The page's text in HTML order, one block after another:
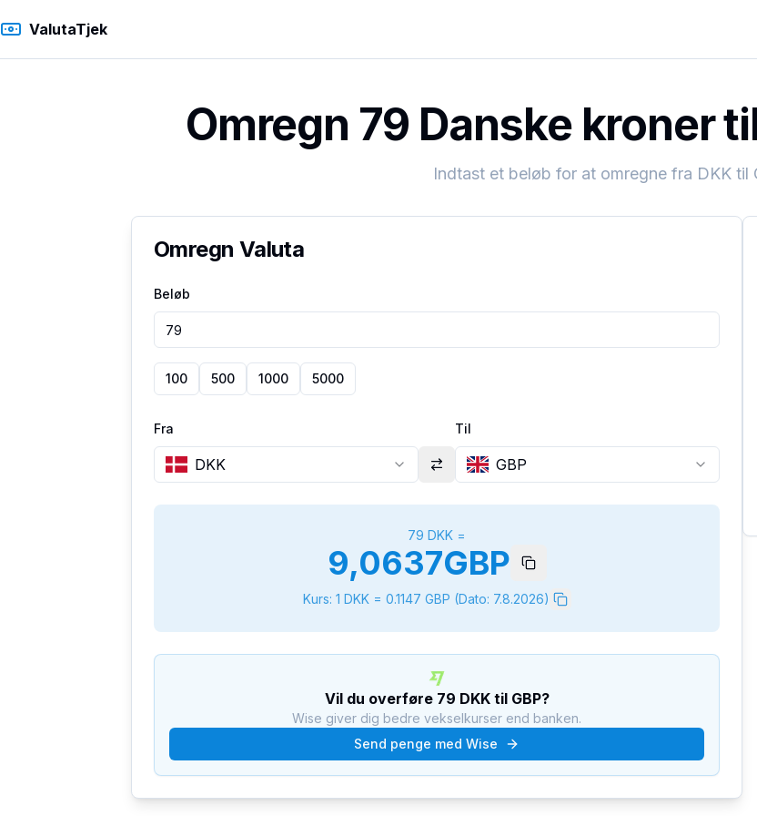
ValutaTjek
Omregn 79 Danske kroner
Indtast et beløb for at omregne fra DKKtil
Omregn Valuta
Beløb
100 500 1000 5000
Fra
DKK
Til
GBP
79 DKK =
9,0637GBP
Kurs: 1 DKK= 0.1147 GBP (Dato: 7.8.2026)
Vil du overføre 79 DKKtil GBP?
Wise giver dig bedre vekselkurser end banken.
Send penge med Wise